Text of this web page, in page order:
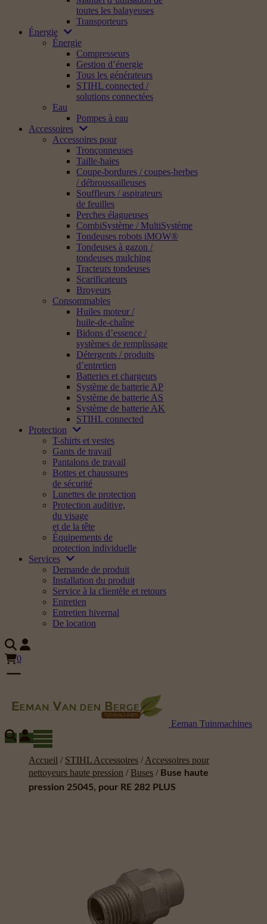
toutes les balayeuses
Transporteurs
Énergie
Énergie
Compresseurs
Gestion d’énergie
Tous les générateurs
STIHL connected /
solutions connectées
Eau
Pompes à eau
Accessoires
Accessoires pour
Tronçonneuses
Taille-haies
Coupe-bordures / coupes-herbes
/ débroussailleuses
Souffleurs / aspirateurs
de feuilles
Perches élagueuses
CombiSystème / MultiSystème
Tondeuses robots iMOW®
Tondeuses à gazon /
tondeuses mulching
Tracteurs tondeuses
Scarificateurs
Broyeurs
Consommables
Huiles moteur /
huile-de-chaîne
Bidons d’essence /
systèmes de remplissage
Détergents / produits
d’entretien
Batteries et chargeurs
Système de batterie AP
Système de batterie AS
Système de batterie AK
STIHL connected
Protection
T-shirts et vestes
Gants de travail
Pantalons de travail
Bottes et chaussures
de sécurité
Lunettes de protection
Protection auditive,
du visage
et de la tête
Équipements de
protection individuelle
Services
Demande de produit
Installation du produit
Service à la clientèle et retours
Entretien
Entretien hivernal
De location
0
Eeman Tuinmachines
Accueil / STIHL Accessoires / Accessoires pour
nettoyeurs haute pression / Buses / Buse haute
pression 25045, pour RE 282 PLUS